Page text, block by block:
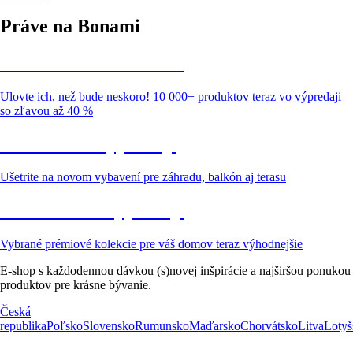
Práve na Bonami
Ulovte ich, než bude neskoro! 10 000+ produktov teraz vo výpredaji
so zľavou až 40 %
Ušetrite na novom vybavení pre záhradu, balkón aj terasu
Vybrané prémiové kolekcie pre váš domov teraz výhodnejšie
E-shop s každodennou dávkou (s)novej inšpirácie a najširšou ponukou
produktov pre krásne bývanie.
Česká
republikaPoľskoSlovenskoRumunskoMaďarskoChorvátskoLitva